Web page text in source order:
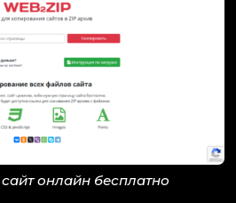
онлайн бесплатно